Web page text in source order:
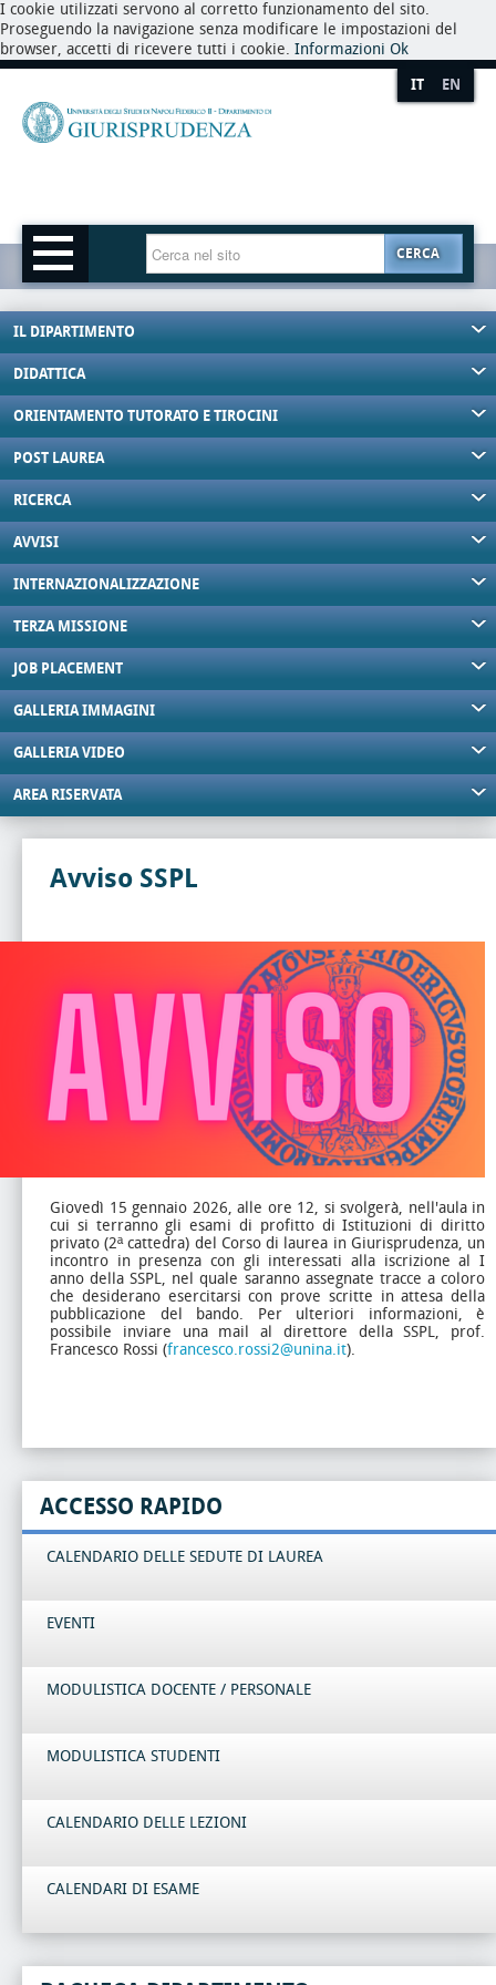
I cookie utilizzati servono al corretto funzionamento del sito.
Proseguendo la navigazione senza modificare le impostazioni del
browser, accetti di ricevere tutti i cookie. Informazioni Ok
IT EN
CERCA
IL DIPARTIMENTO
DIDATTICA
ORIENTAMENTO TUTORATO E TIROCINI
POST LAUREA
RICERCA
AVVISI
INTERNAZIONALIZZAZIONE
TERZA MISSIONE
JOB PLACEMENT
GALLERIA IMMAGINI
GALLERIA VIDEO
AREA RISERVATA
Avviso SSPL
Giovedì 15 gennaio 2026, alle ore 12, si svolgerà, nell'aula in
cui si terranno gli esami di profitto di Istituzioni di diritto
privato (2ª cattedra) del Corso di laurea in Giurisprudenza, un
incontro in presenza con gli interessati alla iscrizione al I
anno della SSPL, nel quale saranno assegnate tracce a coloro
che desiderano esercitarsi con prove scritte in attesa della
pubblicazione del bando. Per ulteriori informazioni, è
possibile inviare una mail al direttore della SSPL, prof.
Francesco Rossi (francesco.rossi2@unina.it).
ACCESSO RAPIDO
CALENDARIO DELLE SEDUTE DI LAUREA
EVENTI
MODULISTICA DOCENTE / PERSONALE
MODULISTICA STUDENTI
CALENDARIO DELLE LEZIONI
CALENDARI DI ESAME